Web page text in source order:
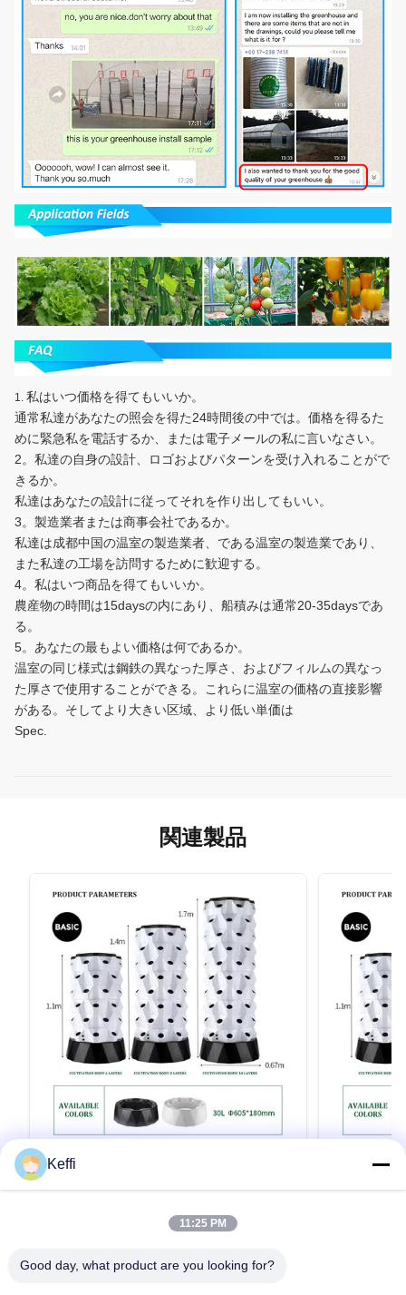
1. 私はいつ価格を得てもいいか。
通常私達があなたの照会を得た24時間後の中では。価格を得るた
めに緊急私を電話するか、または電子メールの私に言いなさい。
2。私達の自身の設計、ロゴおよびパターンを受け入れることがで
きるか。
私達はあなたの設計に従ってそれを作り出してもいい。
3。製造業者または商事会社であるか。
私達は成都中国の温室の製造業者、である温室の製造業であり、
また私達の工場を訪問するために歓迎する。
4。私はいつ商品を得てもいいか。
農産物の時間は15daysの内にあり、船積みは通常20-35daysであ
る。
5。あなたの最もよい価格は何であるか。
温室の同じ様式は鋼鉄の異なった厚さ、およびフィルムの異なっ
た厚さで使用することができる。これらに温室の価格の直接影響
がある。そしてより大きい区域、より低い単価は
Spec.
関連製品
30L 12 層 96 穴 エアロポニック垂直塔
植物の栽培キット 野菜のための室内水栽
製品説明 仕様 ポイントアナナス 栽培 塔選択可
能な層6/8/10/12/14 層水タンク30L/100L材料プ
240V,2500L/H,15W植える穴48/64/80/96/112色
30L 8層
リーン 垂直
Keffi
11:25 PM
Good day, what product are you looking for?